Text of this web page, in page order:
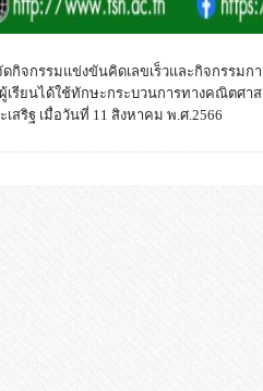
กิจกรรมแข่งขันคิดเลขเร็วและกิจกรรม
เรียนได้ใช้ทักษะกระบวนการทางคณิตศ
สริฐ เมื่อวันที่ 11 สิงหาคม พ.ศ.2566